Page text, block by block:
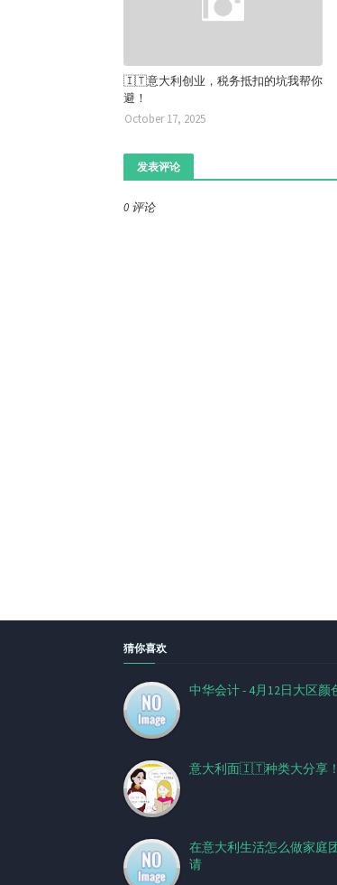
🇮🇹意大利创业，税务抵扣的坑我帮你
避！
October 17, 2025
发表评论
0 评论
猜你喜欢
中华会计 - 4月12日大区颜
意大利面🇮🇹种类大分享！
在意大利生活怎么做家庭
请